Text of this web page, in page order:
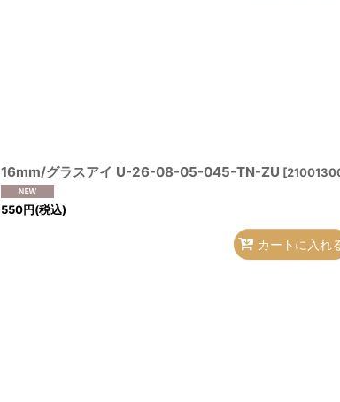
16mm/グラスアイ U-26-08-05-045-TN-ZU [
550円(税込)
カートに入れ